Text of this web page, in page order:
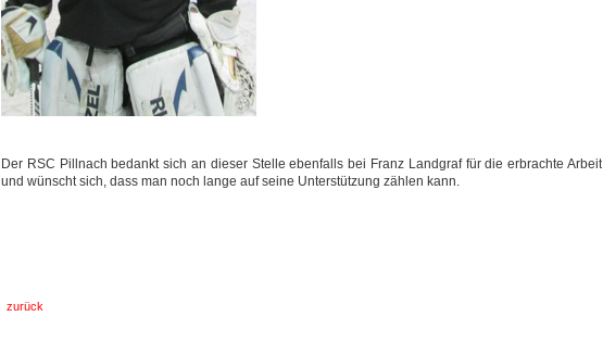
Der RSC Pillnach bedankt sich an dieser Stelle ebenfalls bei Franz Landgraf für die erbrachte Arbeit
und wünscht sich, dass man noch lange auf seine Unterstützung zählen kann.
zurück